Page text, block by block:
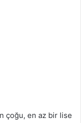
çoğu, en az bir lise